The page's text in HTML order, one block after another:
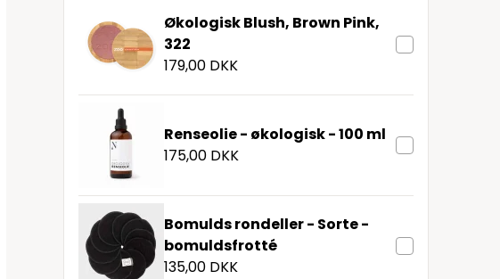
Økologisk Blush, Brown Pink,
322
179,00 DKK
Renseolie - økologisk - 100 ml
175,00 DKK
Bomulds rondeller - Sorte -
bomuldsfrotté
135,00 DKK